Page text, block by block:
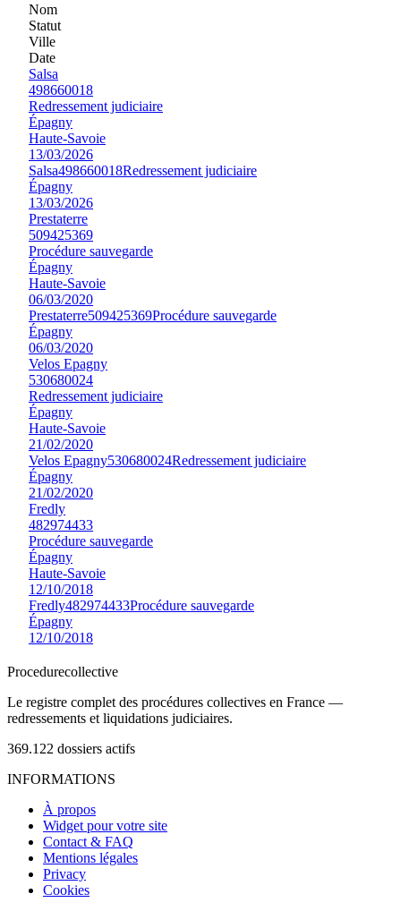
Nom
Statut
Ville
Date
Salsa
498660018
Redressement judiciaire
Épagny
Haute-Savoie
13/03/2026
Salsa498660018Redressement judiciaire
Épagny
13/03/2026
Prestaterre
509425369
Procédure sauvegarde
Épagny
Haute-Savoie
06/03/2020
Prestaterre509425369Procédure sauvegarde
Épagny
06/03/2020
Velos Epagny
530680024
Redressement judiciaire
Épagny
Haute-Savoie
21/02/2020
Velos Epagny530680024Redressement judiciaire
Épagny
21/02/2020
Fredly
482974433
Procédure sauvegarde
Épagny
Haute-Savoie
12/10/2018
Fredly482974433Procédure sauvegarde
Épagny
12/10/2018
Procedurecollective
Le registre complet des procédures collectives en France —
redressements et liquidations judiciaires.
369.122 dossiers actifs
INFORMATIONS
À propos
Widget pour votre site
Contact & FAQ
Mentions légales
Privacy
Cookies